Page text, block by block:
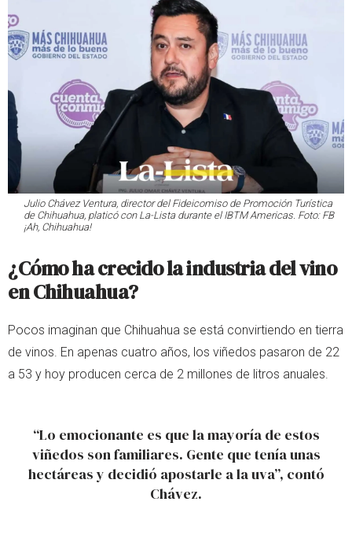
Julio Chávez Ventura, director del Fideicomiso de Promoción Turística
de Chihuahua, platicó con La-Lista durante el IBTM Americas. Foto: FB
¡Ah, Chihuahua!
¿Cómo ha crecido la industria del vino
en Chihuahua?
Pocos imaginan que Chihuahua se está convirtiendo en tierra
de vinos. En apenas cuatro años, los viñedos pasaron de 22
a 53 y hoy producen cerca de 2 millones de litros anuales.
“Lo emocionante es que la mayoría de estos
viñedos son familiares. Gente que tenía unas
hectáreas y decidió apostarle a la uva”, contó
Chávez.